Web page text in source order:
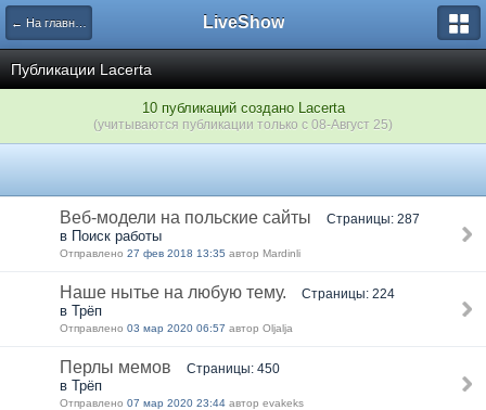
← На главную LiveShow
Публикации Lacerta
10 публикаций создано Lacerta
(учитываются публикации только с 08-Август 25)
Веб-модели на польские сайты Страницы: 287
в Поиск работы
Отправлено 27 фев 2018 13:35 автор Mardinli
Наше нытье на любую тему. Страницы: 224
в Трёп
Отправлено 03 мар 2020 06:57 автор Oljalja
Перлы мемов Страницы: 450
в Трёп
Отправлено 07 мар 2020 23:44 автор evakeks